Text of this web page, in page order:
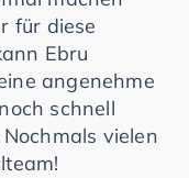
für diese
Ebru
angenehme
schnell
vielen